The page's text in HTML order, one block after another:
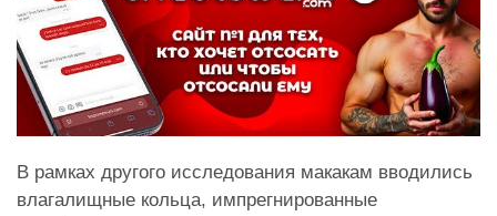
В рамках другого исследования макакам вводились
влагалищные кольца, импрегнированные